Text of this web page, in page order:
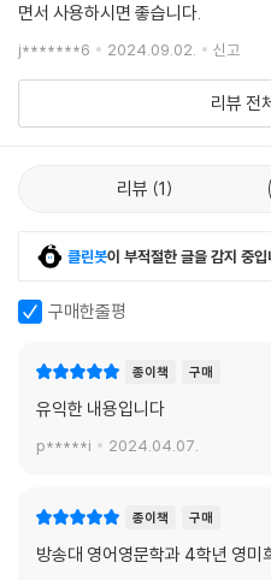
면서 사용하시면 좋습니다.
j*******6 2024.09.02. 신고
리뷰 전
리뷰 1
클린봇이 부적절한 글을 감지 중입
구매한줄평
종이책 구매
유익한 내용입니다
p*****i 2024.04.07.
종이책 구매
방송대 영어영문학과 4학년 영미